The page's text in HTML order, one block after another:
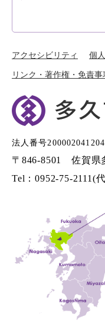
アクセシビリティ 個
リンク・著作権・免責事
法人番号
〒846-8501 佐賀県
Tel：0952-75-2111(